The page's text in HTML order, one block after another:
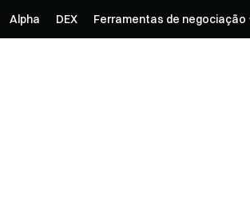
Alpha DEX Ferramentas de negociação